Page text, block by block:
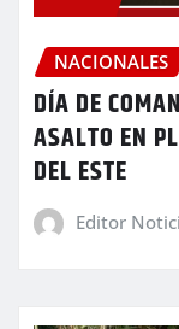
NACIONALES
DÍA DE
ASALTO EN
DEL ESTE
Editor